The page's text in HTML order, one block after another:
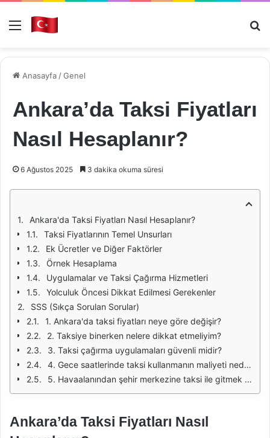
Menü
Anasayfa /Genel
Ankara’da Taksi Fiyatları
Nasıl Hesaplanır?
6 Ağustos 2025 3 dakika okuma süresi
Ankara'da Taksi Fiyatları Nasıl Hesaplanır?
Taksi Fiyatlarının Temel Unsurları
Ek Ücretler ve Diğer Faktörler
Örnek Hesaplama
Uygulamalar ve Taksi Çağırma Hizmetleri
Yolculuk Öncesi Dikkat Edilmesi Gerekenler
SSS (Sıkça Sorulan Sorular)
1. Ankara'da taksi fiyatları neye göre değişir?
2. Taksiye binerken nelere dikkat etmeliyim?
3. Taksi çağırma uygulamaları güvenli midir?
4. Gece saatlerinde taksi kullanmanın maliyeti nedir?
5. Havaalanından şehir merkezine taksi ile gitmek ne kadar sürer?
Ankara’da Taksi Fiyatları Nasıl